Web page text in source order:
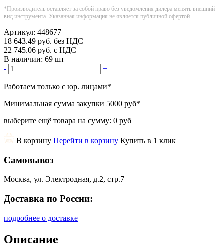
*Производитель оставляет за собой право без уведомления дилера менять внешний
вид инструмента. Указанная информация не является публичной офертой.
Артикул: 448677
18 643.49 руб. без НДС
22 745.06 руб. с НДС
В наличии: 69 шт
-
+
Работаем только с юр. лицами*
Минимальная сумма закупки 5000 руб*
выберите ещё товара на сумму: 0 руб
В корзину Перейти в корзину Купить в 1 клик
Самовывоз
Москва, ул. Электродная, д.2, стр.7
Доставка по России:
подробнее о доставке
Описание